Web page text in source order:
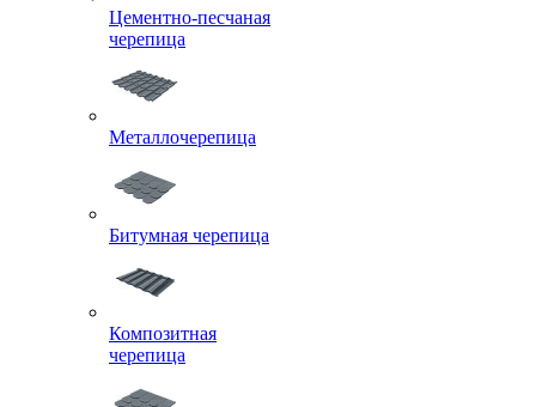
Цементно-песчаная
черепица
Металлочерепица
Битумная черепица
Композитная
черепица